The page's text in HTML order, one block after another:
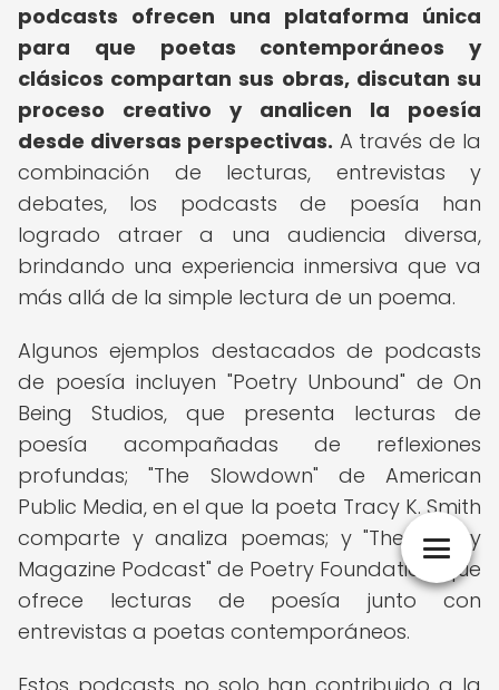
podcasts ofrecen una plataforma única
para que poetas contemporáneos y
clásicos compartan sus obras, discutan su
proceso creativo y analicen la poesía
desde diversas perspectivas. A través de la
combinación de lecturas, entrevistas y
debates, los podcasts de poesía han
logrado atraer a una audiencia diversa,
brindando una experiencia inmersiva que va
más allá de la simple lectura de un poema.
Algunos ejemplos destacados de podcasts
de poesía incluyen "Poetry Unbound" de On
Being Studios, que presenta lecturas de
poesía acompañadas de reflexiones
profundas; "The Slowdown" de American
Public Media, en el que la poeta Tracy K. Smith
comparte y analiza poemas; y "The Poetry
Magazine Podcast" de Poetry Foundation, que
ofrece lecturas de poesía junto con
entrevistas a poetas contemporáneos.